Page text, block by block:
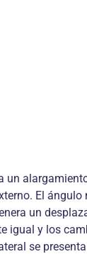
El
un
y los
se